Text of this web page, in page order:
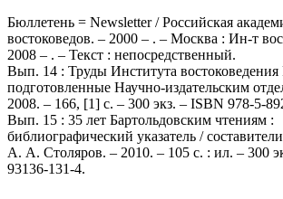
Бюллетень = Newsletter / Российская
востоковедов. – 2000 – . – Москва : Ин-т
2008 – . – Текст : непосредственный.
Вып. 14 : Труды Института
подготовленные Научно-издательским
2008. – 166, [1] с. – 300 экз. – ISBN 978-5-
Вып. 15 : 35 лет Бартольдовским чтениям :
библиографический указатель /
А. А. Столяров. – 2010. – 105 с. : ил. – 300
93136-131-4.